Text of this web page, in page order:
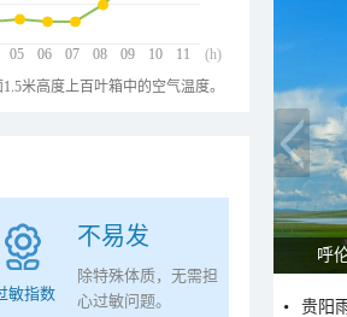
05 06 07 08 09 10 11 (h)
米高度上百叶箱中的空气温度。
不易发
敏指数
除特殊体质，无需担
心过敏问题。
贵阳